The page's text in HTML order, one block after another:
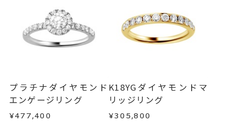
刻印文字数
サイズ#4.5までは、5文字まで。
サイズ#5以上は、16文字まで刻印
可能。
す。
・過度な交換・返品を繰り返している場合
商品の品質には万全を期しておりますが、万が一
不良品の場合、またはご注文のお品と異なる場合
はお問い合わせフォームよりご連絡ください。
この場合の返送料は弊社にて負担いたしますの
で、着払いにてご返送ください。
詳細はこちら
プラチナダイヤモンド
エンゲージリング
¥477,400
K18YGダイヤモンドマ
リッジリング
¥305,800